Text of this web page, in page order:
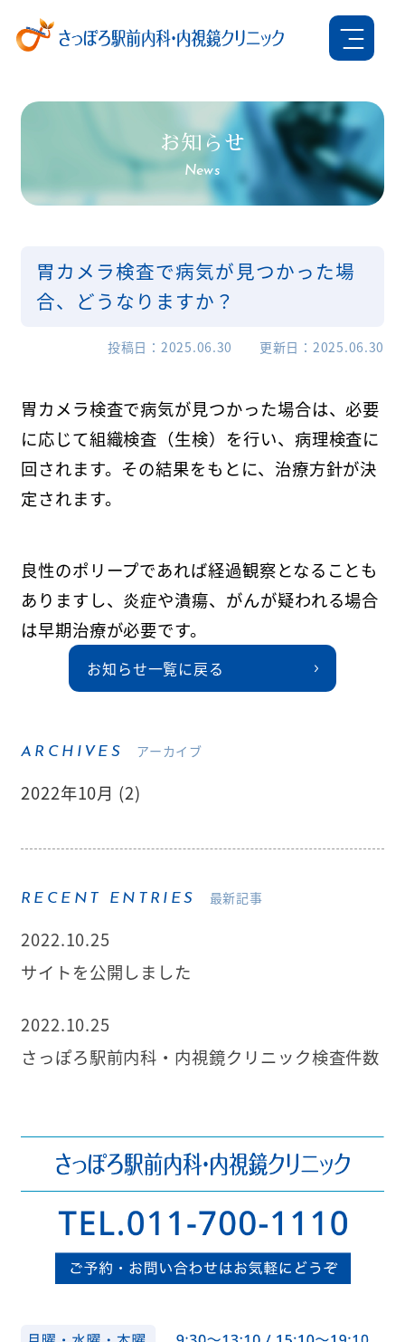
お知らせ
News
胃カメラ検査で病気が見つかった場
合、どうなりますか？
投稿日 2025.06.30 更新日 2025.06.30
胃カメラ検査で病気が見つかった場合は、必要
に応じて組織検査（生検）を行い、病理検査に
回されます。その結果をもとに、治療方針が決
定されます。
良性のポリープであれば経過観察となることも
ありますし、炎症や潰瘍、がんが疑われる場合
は早期治療が必要です。
お知らせ一覧に戻る
ARCHIVES アーカイブ
2022年10月 (2)
RECENT ENTRIES 最新記事
2022.10.25
サイトを公開しました
2022.10.25
さっぽろ駅前内科・内視鏡クリニック検査件数